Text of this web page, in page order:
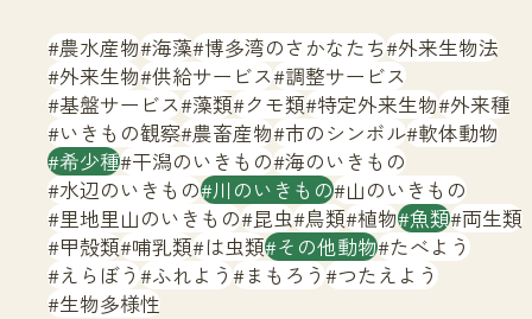
文字サイズ 小 中 大
生物多様性ふくおかウェブセンターとは
サイトマップ
農水産物 海藻 博多湾のさかなたち 外来生物法
外来生物 供給サービス 調整サービス
基盤サービス 藻類 クモ類 特定外来生物 外来種
いきもの観察 農畜産物 市のシンボル 軟体動物
希少種 干潟のいきもの 海のいきもの
水辺のいきもの 川のいきもの 山のいきもの
里地里山のいきもの 昆虫 鳥類 植物 魚類 両生類
甲殻類 哺乳類 は虫類 その他動物 たべよう
えらぼう ふれよう まもろう つたえよう
生物多様性